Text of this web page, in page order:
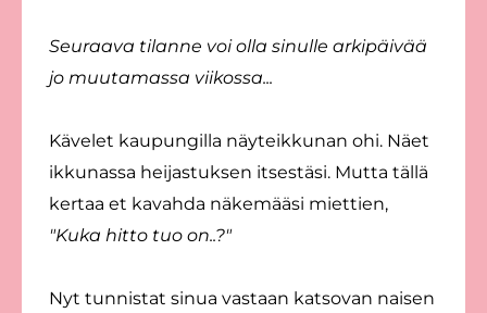
Seuraava tilanne voi olla sinulle arkipäivää
jo muutamassa viikossa...
Kävelet kaupungilla näyteikkunan ohi. Näet
ikkunassa heijastuksen itsestäsi. Mutta tällä
kertaa et kavahda näkemääsi miettien,
"Kuka hitto tuo on..?"
Nyt tunnistat sinua vastaan katsovan naisen